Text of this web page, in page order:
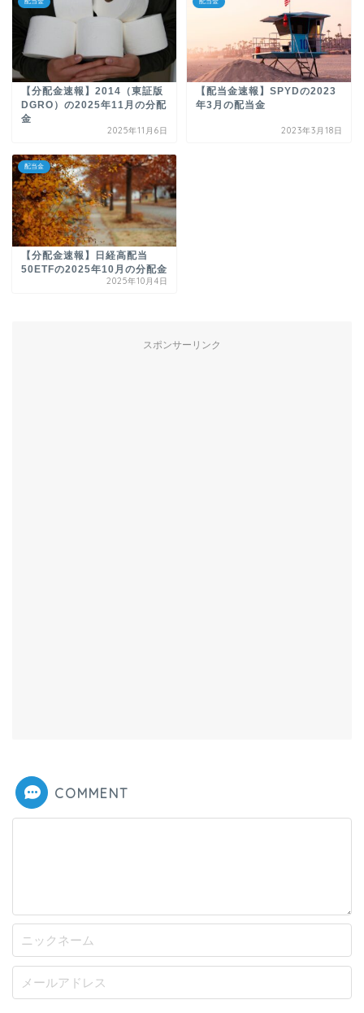
【分配金速報】2014（東証版
DGRO）の2025年11月の分配
金
2025年11月6日
【配当金速報】SPYDの2023
年3月の配当金
2023年3月18日
配当金
【分配金速報】日経高配当
50ETFの2025年10月の分配金
2025年10月4日
スポンサーリンク
COMMENT